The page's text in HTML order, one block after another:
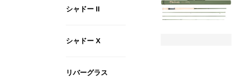
シャドー II
シャドー X
リバーグラス